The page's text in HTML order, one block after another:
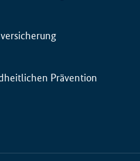
Prävention